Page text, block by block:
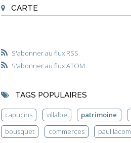
CARTE
S'abonner au flux RSS
S'abonner au flux ATOM
TAGS POPULAIRES
capucins villalbe patrimoine
bousquet
commerces paul